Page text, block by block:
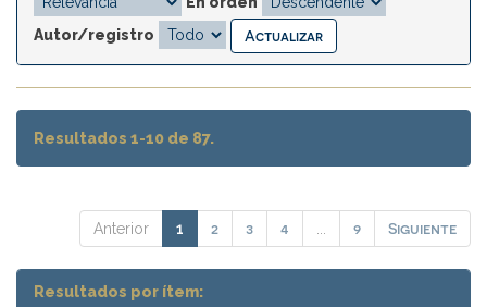
Autor/registro
Resultados 1-10 de 87.
Anterior 1 2 3 4 9 Siguiente
Resultados por ítem: